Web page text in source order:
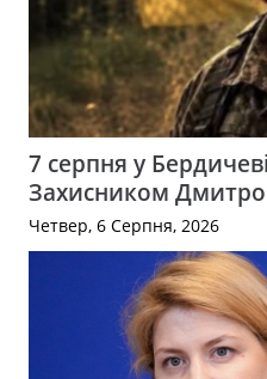
7 серпня у
Захисником
Четвер, 6 Серпня, 2026